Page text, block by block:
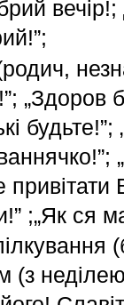
„Здоров
;„Як ся
(з